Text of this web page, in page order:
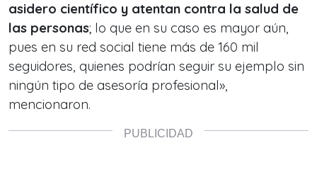
asidero científico y atentan contra la salud de
las personas; lo que en su caso es mayor aún,
pues en su red social tiene más de 160 mil
seguidores, quienes podrían seguir su ejemplo sin
ningún tipo de asesoría profesional»,
mencionaron.